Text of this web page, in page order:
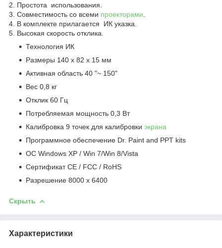
2. Простота использования.
3. Совместимость со всеми проекторами
4. В комплекте прилагается ИК указка.
5. Высокая скорость отклика.
Технология ИК
Размеры 140 х 82 х 15 мм
Активная область 40 "~ 150"
Вес 0,8 кг
Отклик 60 Гц
Потребляемая мощность 0,3 Вт
Калибровка 9 точек для калибровки экрана
Программное обеспечение Dr. Paint and PPT kits
ОС Windows XP / Win 7/Win 8/Vista
Сертификат CE / FCC / RoHS
Разрешение 8000 x 6400
Скрыть
Характеристики